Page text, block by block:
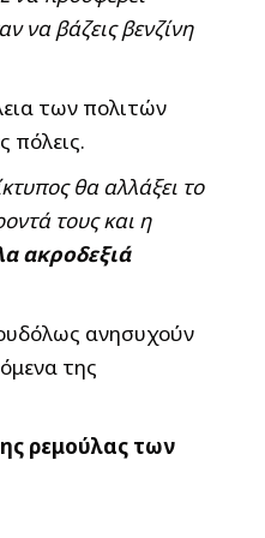
να βάζεις βενζίνη
των πολιτών
πόλεις.
θα αλλάξει το
τους και η
ακροδεξιά
ανησυχούν
της
ρεμούλας των